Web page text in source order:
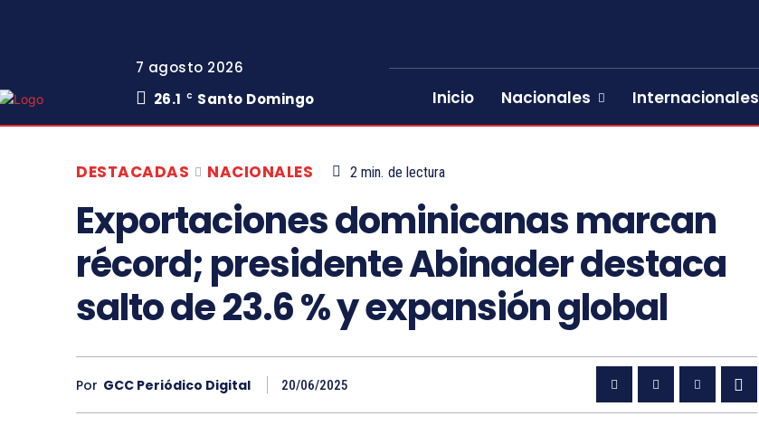
7 agosto 2026
26.1
C Santo Domingo Inicio Nacionales Internacionales
DESTACADAS NACIONALES 2 min. de lectura
Exportaciones dominicanas marcan
récord; presidente Abinader destaca
salto de 23.6 % y expansión global
Por GCC Periódico Digital 20/06/2025